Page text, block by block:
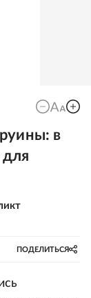
в
ПОДЕЛИТЬСЯ